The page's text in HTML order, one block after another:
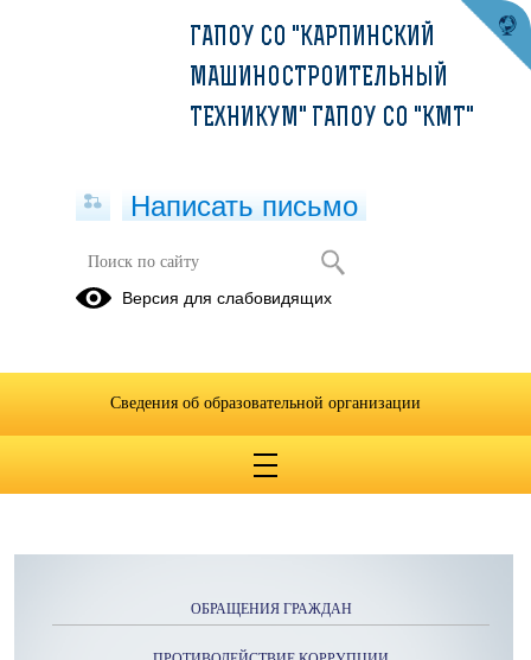
Мониторинг подготовки ГИА
ОБРАЩЕНИЯ ГРАЖДАН
ГАПОУ СО "КАРПИНСКИЙ
МАШИНОСТРОИТЕЛЬНЫЙ
ТЕХНИКУМ" ГАПОУ СО "КМТ"
Написать письмо
Версия для слабовидящих
Сведения об образовательной организации